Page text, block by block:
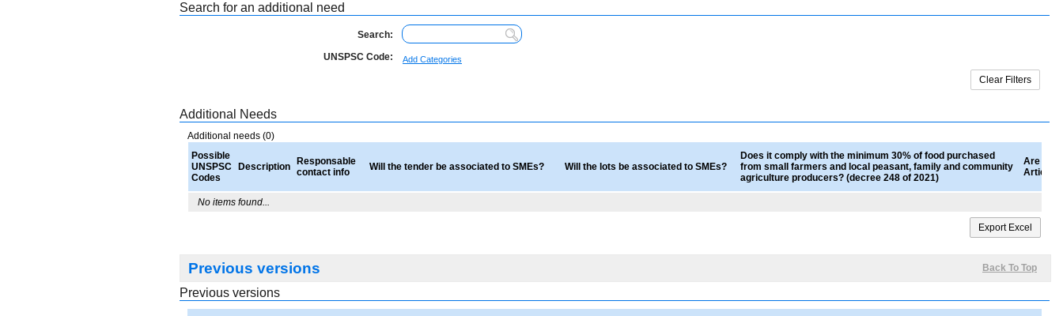
Search for an additional need
Search:
UNSPSC Code:
Add Categories
Additional Needs
Additional needs (0)
Possible
UNSPSC
Codes
Description
Responsable
contact info
Will the tender be associated to SMEs? Will the lots be associated to SMEs?
Does it comply with the minimum 30% of food purchased
from small farmers and local peasant, family and community
agriculture producers? (decree 248 of 2021)
Are
Article
No items found...
Previous versions Back To Top
Previous versions